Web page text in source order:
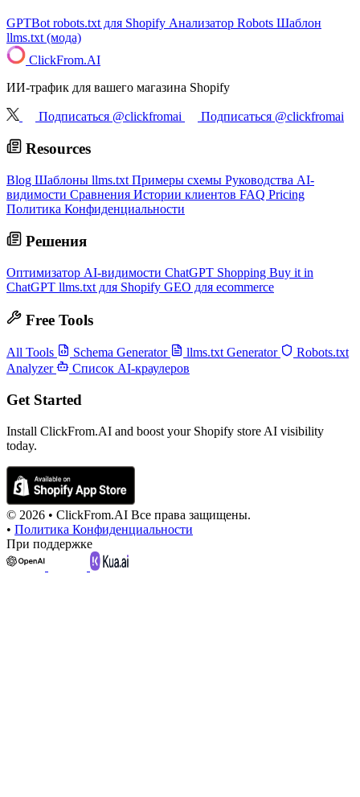
GPTBot robots.txt для Shopify Анализатор Robots Шаблон
llms.txt (мода)
ClickFrom.AI
ИИ-трафик для вашего магазина Shopify
Подписаться @clickfromai Подписаться @clickfromai
Resources
Blog Шаблоны llms.txt Примеры схемы Руководства AI-
видимости Сравнения Истории клиентов FAQ Pricing
Политика Конфиденциальности
Решения
Оптимизатор AI-видимости ChatGPT Shopping Buy it in
ChatGPT llms.txt для Shopify GEO для ecommerce
Free Tools
All Tools Schema Generator llms.txt Generator
Robots.txt
Analyzer
Список AI-краулеров
Get Started
Install ClickFrom.AI and boost your Shopify store AI visibility
today.
© 2026 • ClickFrom.AI Все права защищены.
• Политика Конфиденциальности
При поддержке